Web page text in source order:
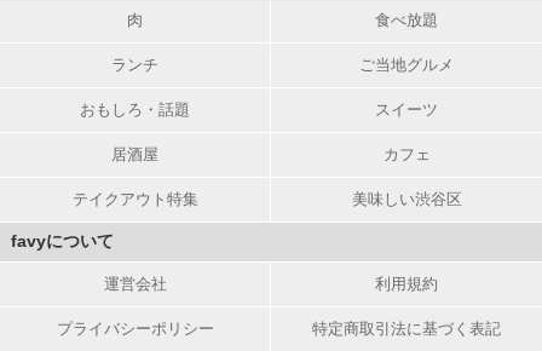
肉 食べ放題
ランチ ご当地グルメ
おもしろ・話題 スイーツ
居酒屋 カフェ
テイクアウト特集 美味しい渋谷区
favyについて
運営会社 利用規約
プライバシーポリシー 特定商取引法に基づく表記